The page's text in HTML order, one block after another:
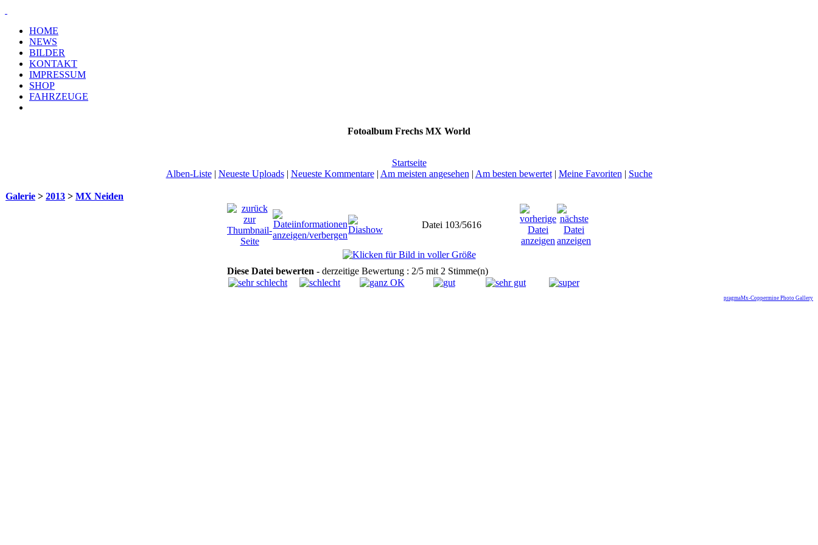
HOME
NEWS
BILDER
KONTAKT
IMPRESSUM
SHOP
FAHRZEUGE
Fotoalbum Frechs MX World
Startseite
Alben-Liste| Neueste Uploads| Neueste Kommentare| Am meisten angesehen | Am besten bewertet| Meine Favoriten | Suche
Galerie > 2013 > MX Neiden
Datei 103/5616
Diese Datei bewerten - derzeitige Bewertung : 2/5 mit 2 Stimme(n)
pragmaMx-Coppermine Photo Gallery